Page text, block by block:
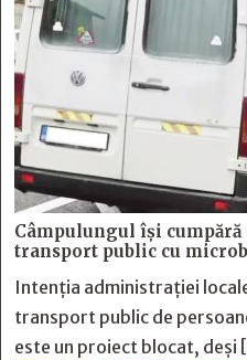
Câmpulungul îşi
transport public cu
Intenția administrației
transport public de
este un proiect blocat, deși